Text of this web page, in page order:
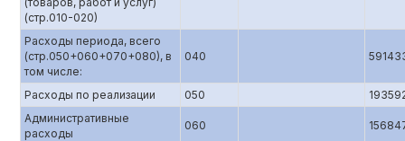
(стр.010-020)
Расходы периода, всего
(стр.050+060+070+080), в
том числе:
040
Расходы по реализации 050
Административные
расходы
060